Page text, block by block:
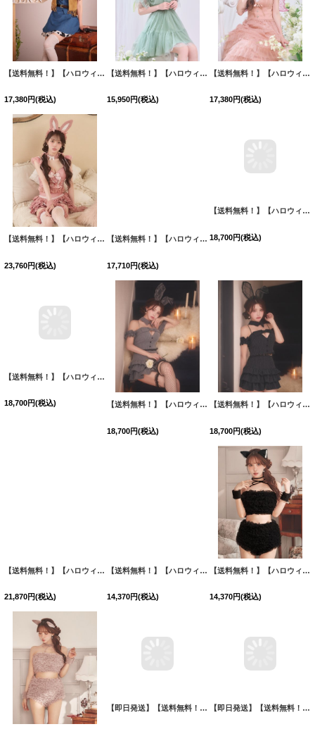
【送料無料！】【ハロウィン】デニムカウガールコスプレセット【コスプレ6点SET】【S-Lサイズ】【予約/9月下旬発送予定】[OF03]吉木千沙都（ちぃぽぽ）着用
17,380円(税込)
【送料無料！】【ハロウィン】オフショル妖精ワンピース【コスプレ5点SET】【XS-Mサイズ】[OF03]吉木千沙都（ちぃぽぽ）着用
15,950円(税込)
【送料無料！】【ハロウィン】妖精ティアードワンピース【コスプレ2点SET】【S-XLサイズ】【予約/9月下旬発送予定】[OF03]吉木千沙都（ちぃぽぽ）着用
17,380円(税込)
【送料無料！】【ハロウィン】ティアードフリルバニーガールセットアップコスプレ【コスプレ7点SET】【XS-Mサイズ】【予約/10月上旬発送予定】[OF03]るい着用
23,760円(税込)
【送料無料！】【ハロウィン】クラシカルキャットティアードスカート【コスプレ6点SET】【XS-Mサイズ】【予約/9月下旬発送予定】[OF03]まいか着用
17,710円(税込)
【送料無料！】【ハロウィン】ストライプオフショルダー ティアードバニーフリルリボン【コスプレ6点SET】【XS-Mサイズ】【予約/9月下旬発送予定】[OF03]三上悠亜着用
18,700円(税込)
【送料無料！】【ハロウィン】ストライプオフショルダー ティアードバニーフリルリボン【コスプレ6点SET】【XS-Mサイズ】【予約/9月下旬発送予定】[OF03]三上悠亜着用
18,700円(税込) 【送料無料！】【ハロウィン】ストライプオフショルダー ティアードバニーフリルリボン【コスプレ6点SET】【XS-Mサイズ】【予約/9月下旬発送予定】[OF03]ももか着用
18,700円(税込)
【送料無料！】【ハロウィン】ストライプオフショルダー ティアードバニーフリルリボン【コスプレ6点SET】【XS-Mサイズ】【予約/9月下旬発送予定】[OF03]ももか着用
18,700円(税込)
【送料無料！】【ハロウィン】リボンヘッドレースアップゴシックメイドコスプレ【コスプレ5点SET】【XS-Lサイズ】【予約/10月上旬発送予定】[OF03]三上悠亜着用
21,870円(税込)
【送料無料！】【ハロウィン】ふわふわフリルキャットコスプレ【コスプレ5点SET】【XS-Mサイズ】【予約/10月上旬発送予定】[OF03]三上悠亜着用
14,370円(税込)
【送料無料！】【ハロウィン】ふわふわフリルキャットコスプレ【コスプレ5点SET】【XS-Mサイズ】【予約/10月上旬発送予定】[OF03]三上悠亜着用
14,370円(税込)
【即日発送】【送料無料！】【ハロウィン】ブルーグラデーション花刺繍ロングシフォン漢服セット【コスプレ5点SET】【Fサイズ】[OF03]吉木千沙都（ちぃぽぽ）着用